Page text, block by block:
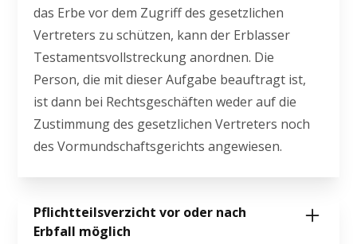
das Erbe vor dem Zugriff des gesetzlichen
Vertreters zu schützen, kann der Erblasser
Testamentsvollstreckung anordnen. Die
Person, die mit dieser Aufgabe beauftragt ist,
ist dann bei Rechtsgeschäften weder auf die
Zustimmung des gesetzlichen Vertreters noch
des Vormundschaftsgerichts angewiesen.
Pflichtteilsverzicht vor oder nach
Erbfall möglich